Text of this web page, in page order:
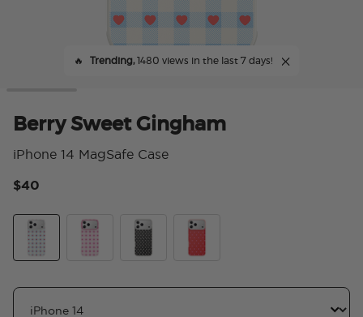
🔥 Trending,1480 views in the last 7 days!
Berry Sweet Gingham
iPhone 14 MagSafe Case
$40